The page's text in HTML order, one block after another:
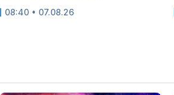
08:40 • 07.08.26